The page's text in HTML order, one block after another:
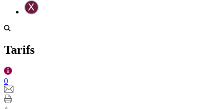
Tarifs
0